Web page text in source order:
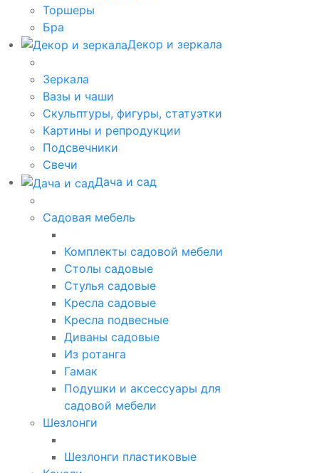
Торшеры
Бра
Декор и зеркала
Зеркала
Вазы и чаши
Скульптуры, фигуры, статуэтки
Картины и репродукции
Подсвечники
Свечи
Дача и сад
Садовая мебель
Комплекты садовой мебели
Столы садовые
Стулья садовые
Кресла садовые
Кресла подвесные
Диваны садовые
Из ротанга
Гамак
Подушки и аксессуары для
садовой мебели
Шезлонги
Шезлонги пластиковые